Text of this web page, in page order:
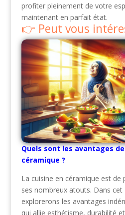
profiter pleinement de votre
maintenant en parfait état.
Peut vous
Quels sont les avantages
céramique ?
La cuisine en céramique est de
ses nombreux atouts. Dans cet
explorerons les avantages
qui allie esthétisme, durabilité